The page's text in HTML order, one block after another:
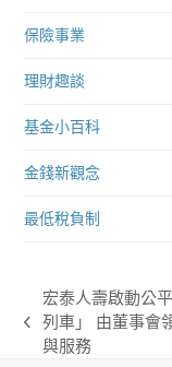
保險事業
理財趣談
基金小百科
金錢新觀念
最低稅負制
previous
post:
宏泰人壽啟動公
列車」 由董事會
與服務